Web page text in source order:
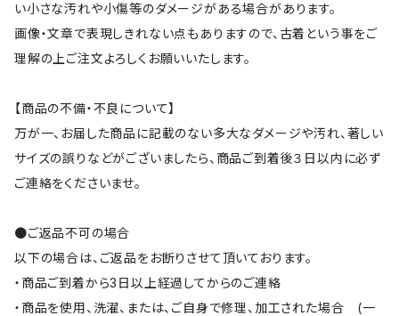
い小さな汚れや小傷等のダメージがある場合があります。
画像・文章で表現しきれない点もありますので、古着という事をご
理解の上ご注文よろしくお願いいたします。
【商品の不備・不良について】
万が一、お届した商品に記載のない多大なダメージや汚れ、著しい
サイズの誤りなどがございましたら、商品ご到着後３日以内に必ず
ご連絡をくださいませ。
●ご返品不可の場合
以下の場合は、ご返品をお断りさせて頂いております。
・商品ご到着から3日以上経過してからのご連絡
・商品を使用、洗濯、または、ご自身で修理、加工された場合 (一